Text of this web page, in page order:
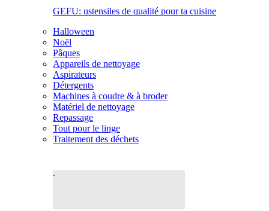
GEFU: ustensiles de qualité pour ta cuisine
Halloween
Noël
Pâques
Appareils de nettoyage
Aspirateurs
Détergents
Machines à coudre & à broder
Matériel de nettoyage
Repassage
Tout pour le linge
Traitement des déchets